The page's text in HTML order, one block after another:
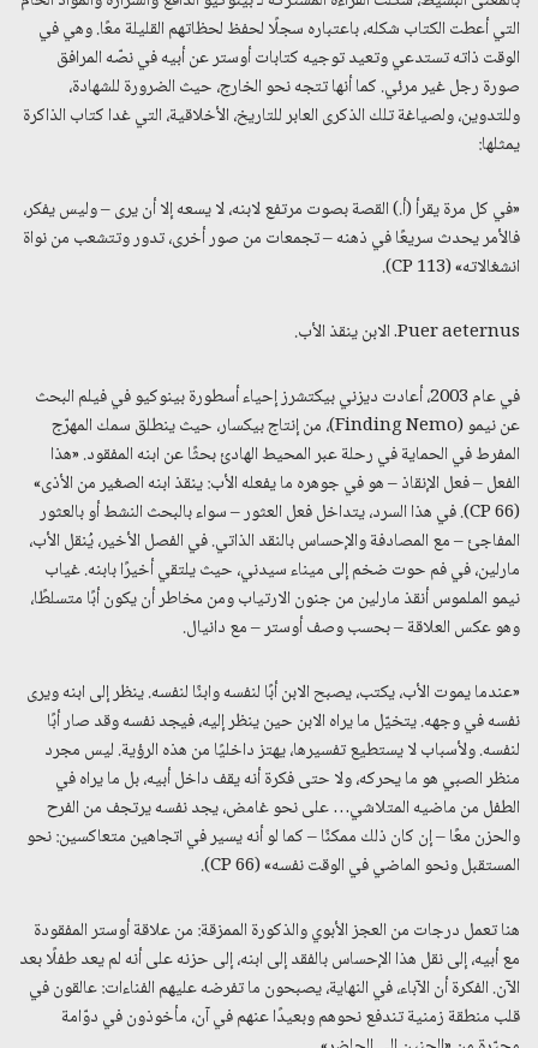
التي أعطت الكتاب شكله، باعتباره سجلًا لحفظ لحظاتهم القليلة معًا. وهي في
الوقت ذاته تستدعي وتعيد توجيه كتابات أوستر عن أبيه في نصّه المرافق
صورة رجل غير مرئي. كما أنها تتجه نحو الخارج، حيث الضرورة للشهادة،
وللتدوين، ولصياغة تلك الذكرى العابر للتاريخ، الأخلاقية، التي غدا كتاب الذاكرة
يمثلها:
«في كل مرة يقرأ (أ.) القصة بصوت مرتفع لابنه، لا يسعه إلا أن يرى – وليس يفكر،
فالأمر يحدث سريعًا في ذهنه – تجمعات من صور أخرى، تدور وتتشعب من نواة
انشغالاته» (CP 113).
Puer aeternus. الابن ينقذ الأب.
في عام 2003، أعادت ديزني بيكتشرز إحياء أسطورة بينوكيو في فيلم البحث
عن نيمو (Finding Nemo)، من إنتاج بيكسار، حيث ينطلق سمك المهرّج
المفرط في الحماية في رحلة عبر المحيط الهادئ بحثًا عن ابنه المفقود. «هذا
الفعل – فعل الإنقاذ – هو في جوهره ما يفعله الأب: ينقذ ابنه الصغير من الأذى»
(CP 66). في هذا السرد، يتداخل فعل العثور – سواء بالبحث النشط أو بالعثور
المفاجئ – مع المصادفة والإحساس بالنقد الذاتي. في الفصل الأخير، يُنقل الأب،
مارلين، في فم حوت ضخم إلى ميناء سيدني، حيث يلتقي أخيرًا بابنه. غياب
نيمو الملموس أنقذ مارلين من جنون الارتياب ومن مخاطر أن يكون أبًا متسلطًا،
وهو عكس العلاقة – بحسب وصف أوستر – مع دانيال.
«عندما يموت الأب، يكتب، يصبح الابن أبًا لنفسه وابنًا لنفسه. ينظر إلى ابنه ويرى
نفسه في وجهه. يتخيّل ما يراه الابن حين ينظر إليه، فيجد نفسه وقد صار أبًا
لنفسه. ولأسباب لا يستطيع تفسيرها، يهتز داخليًا من هذه الرؤية. ليس مجرد
منظر الصبي هو ما يحركه، ولا حتى فكرة أنه يقف داخل أبيه، بل ما يراه في
الطفل من ماضيه المتلاشي… على نحو غامض، يجد نفسه يرتجف من الفرح
والحزن معًا – إن كان ذلك ممكنًا – كما لو أنه يسير في اتجاهين متعاكسين: نحو
المستقبل ونحو الماضي في الوقت نفسه» (CP 66).
هنا تعمل درجات من العجز الأبوي والذكورة الممزقة: من علاقة أوستر المفقودة
مع أبيه، إلى نقل هذا الإحساس بالفقد إلى ابنه، إلى حزنه على أنه لم يعد طفلًا بعد
الآن. الفكرة أن الآباء، في النهاية، يصبحون ما تفرضه عليهم الفناءات: عالقون في
قلب منطقة زمنية تندفع نحوهم وبعيدًا عنهم في آن، مأخوذون في دوّامة